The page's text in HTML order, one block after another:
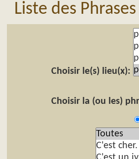
Liste des
Choisir le(s) lieu(x):
Choisir la (ou les)